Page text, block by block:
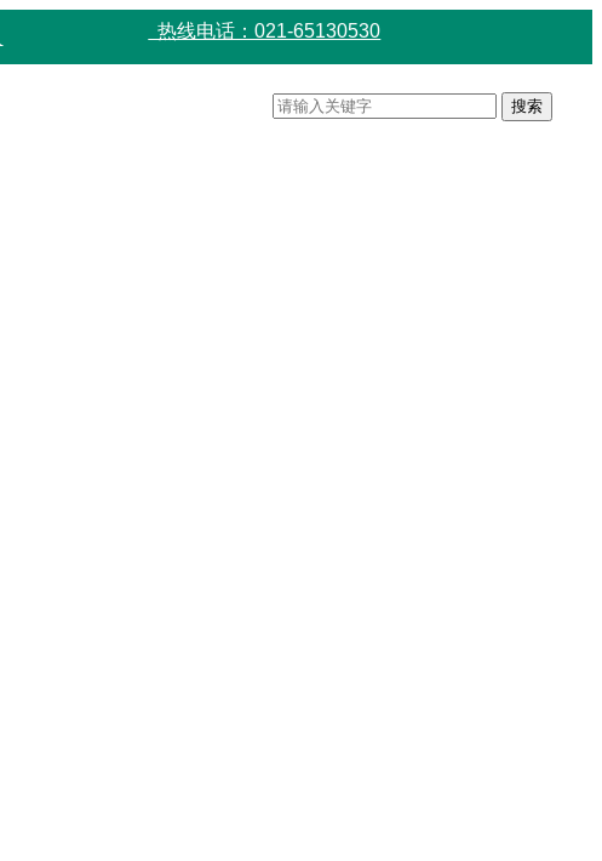
热线电话：021-65130530